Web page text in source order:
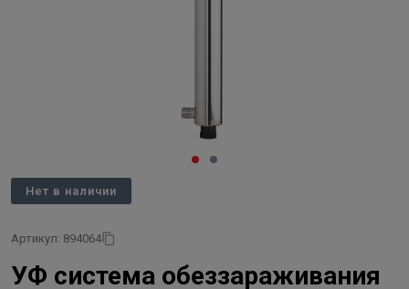
Нет в наличии
Артикул: 894064
УФ система обеззараживания